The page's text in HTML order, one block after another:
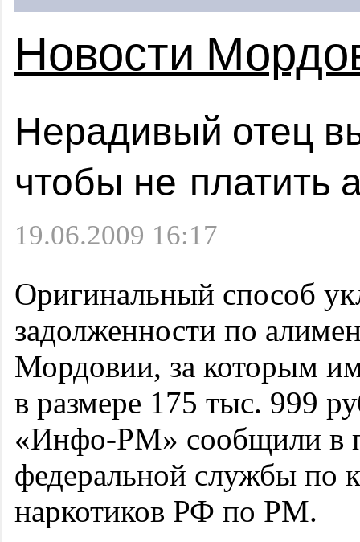
Новости
Нерадивый отец
чтобы не платить
19.06.2009 16:17
Оригинальный способ
задолженности по
Мордовии, за которым
в размере 175 тыс. 999
«Инфо-РМ» сообщили в
федеральной службы по
наркотиков РФ по РМ.